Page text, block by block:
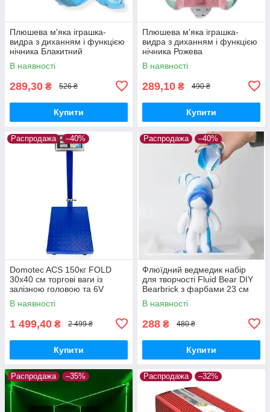
Плюшева м'яка іграшка-
видра з диханням і функцією
нічника Блакитний
В наявності
289,30 ₴ 526 ₴
Купити
Плюшева м'яка іграшка-
видра з диханням і функцією
нічника Рожева
В наявності
289,10 ₴ 490 ₴
Купити
Распродажа –40%
Domotec ACS 150кг FOLD
30x40 см торгові ваги із
залізною головою та 6V
живленням
В наявності
1 499,40 ₴ 2 499 ₴
Купити
Распродажа –40%
Флюїдний ведмедик набір
для творчості Fluid Bear DIY
Bearbrick з фарбами 23 см
В наявності
288 ₴ 480 ₴
Купити
Распродажа –35% Распродажа –32%